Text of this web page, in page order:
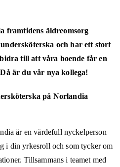
framtidens äldreomsorg
och har ett stort
till att våra boende får en
är du vår nya kollega!
på Norlandia
är en värdefull nyckelperson
i din yrkesroll och som tycker om
Tillsammans i teamet med